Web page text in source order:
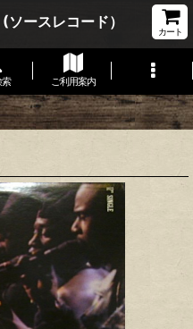
ースレコード）
カート
ご利用案内